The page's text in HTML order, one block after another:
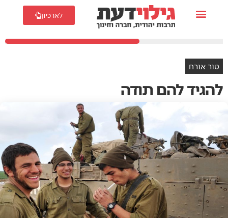
לארכיון
טור אורח
להגיד להם תודה